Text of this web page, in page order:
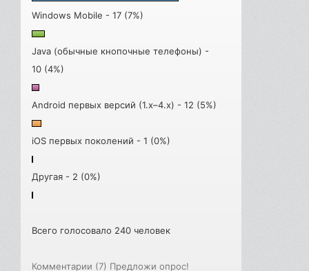
Windows Mobile - 17 (7%)
Java (обычные кнопочные телефоны) -
10 (4%)
Android первых версий (1.x–4.x) - 12 (5%)
iOS первых поколений - 1 (0%)
Другая - 2 (0%)
Всего голосовало 240 человек
Комментарии (7) Предложи опрос!